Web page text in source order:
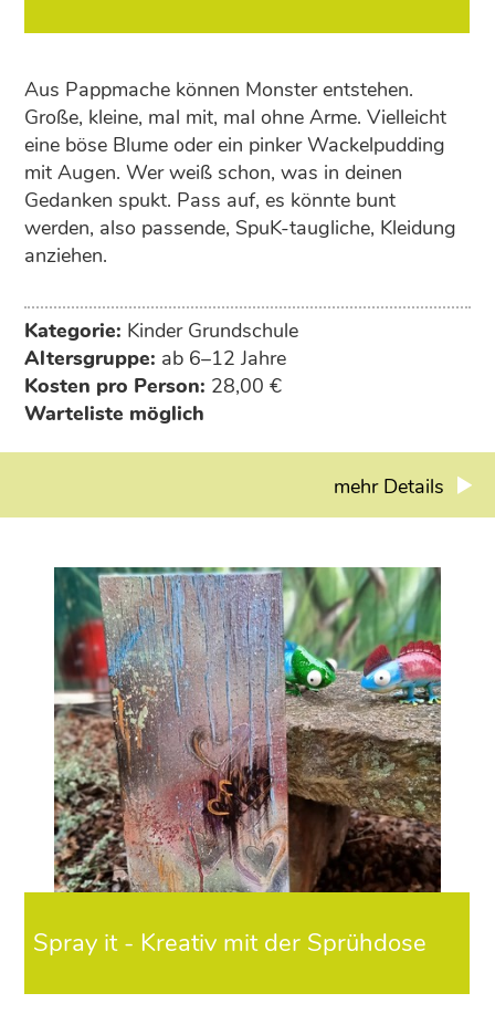
Aus Pappmache können Monster entstehen.
Große, kleine, mal mit, mal ohne Arme. Vielleicht
eine böse Blume oder ein pinker Wackelpudding
mit Augen. Wer weiß schon, was in deinen
Gedanken spukt. Pass auf, es könnte bunt
werden, also passende, SpuK-taugliche, Kleidung
anziehen.
Kategorie: Kinder Grundschule
Altersgruppe: ab 6–12 Jahre
Kosten pro Person: 28,00 €
Warteliste möglich
mehr Details
Spray it - Kreativ mit der Sprühdose